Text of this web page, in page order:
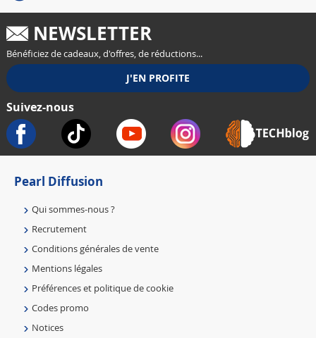
NEWSLETTER
Bénéficiez de cadeaux, d'offres, de réductions...
Suivez-nous
Pearl Diffusion
Qui sommes-nous ?
Recrutement
Conditions générales de vente
Mentions légales
Préférences et politique de cookie
Codes promo
Notices